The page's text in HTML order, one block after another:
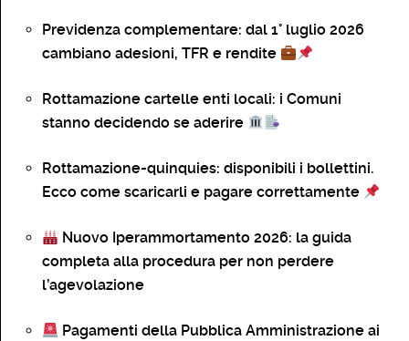
Previdenza complementare: dal 1° luglio 2026
cambiano adesioni, TFR e rendite
Rottamazione cartelle enti locali: i Comuni
stanno decidendo se aderire
Rottamazione-quinquies: disponibili i bollettini.
Ecco come scaricarli e pagare correttamente
Nuovo Iperammortamento 2026: la guida
completa alla procedura per non perdere
l’agevolazione
Pagamenti della Pubblica Amministrazione ai